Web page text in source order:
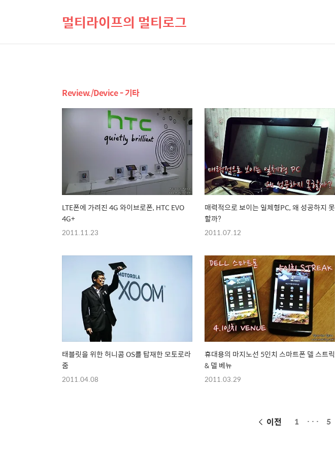
멀티라이프의 멀티로그
Review./Device - 기타
LTE폰에 가려진 4G 와이브로폰, HTC EVO
4G+
2011.11.23
매력적으로 보이는 일체형PC, 왜 성공하지 못
할까?
2011.07.12
태블릿을 위한 허니콤 OS를 탑재한 모토로라
줌
2011.04.08
휴대용의 마지노선 5인치 스마트폰 델 스트릭
& 델 베뉴
2011.03.29
이전 1 ··· 5